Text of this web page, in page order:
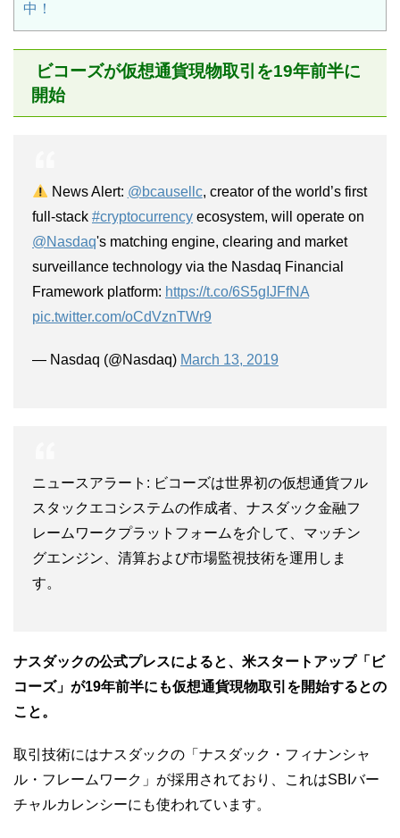
中！
ビコーズが仮想通貨現物取引を19年前半に
開始
News Alert: @bcausellc, creator of the world’s first
full-stack #cryptocurrency ecosystem, will operate on
@Nasdaq's matching engine, clearing and market
surveillance technology via the Nasdaq Financial
Framework platform: https://t.co/6S5gIJFfNA
pic.twitter.com/oCdVznTWr9
— Nasdaq (@Nasdaq) March 13, 2019
ニュースアラート: ビコーズは世界初の仮想通貨フル
スタックエコシステムの作成者、ナスダック金融フ
レームワークプラットフォームを介して、マッチン
グエンジン、清算および市場監視技術を運用しま
す。
ナスダックの公式プレスによると、米スタートアップ「ビ
コーズ」が19年前半にも仮想通貨現物取引を開始するとの
こと。
取引技術にはナスダックの「ナスダック・フィナンシャ
ル・フレームワーク」が採用されており、これはSBIバー
チャルカレンシーにも使われています。